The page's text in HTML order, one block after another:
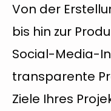
Von der
bis hin zur
Social-Media-
transparente
Ziele Ihres